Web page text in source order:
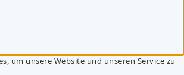
um unsere Website und unseren Service zu